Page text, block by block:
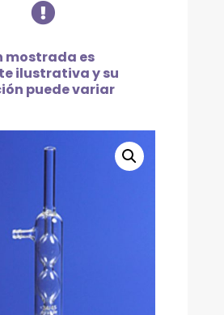

mostrada es
ilustrativa y su
puede variar